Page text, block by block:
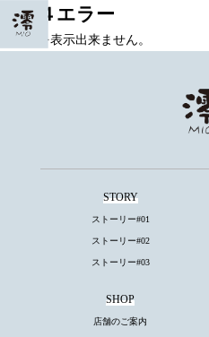
４０４エラー
ページを表示出来ません。
STORY
ストーリー#01
ストーリー#02
ストーリー#03
SHOP
店舗のご案内